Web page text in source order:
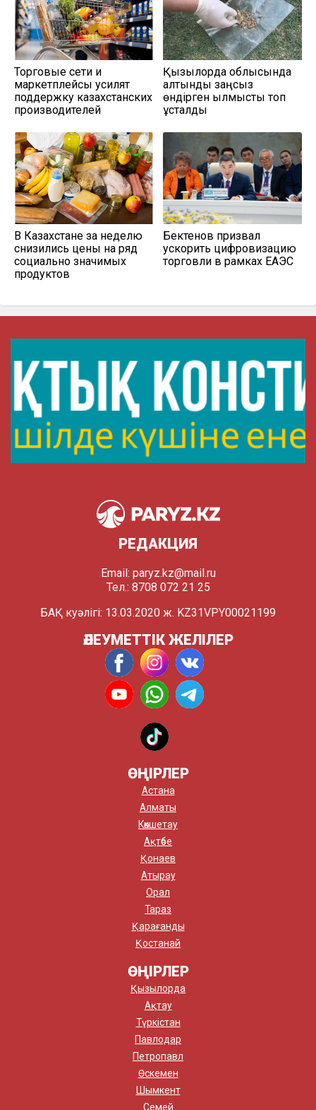
Торговые сети и
маркетплейсы усилят
поддержку казахстанских
производителей
Қызылорда облысында
алтынды заңсыз
өндірген қылмыстық топ
ұсталды
В Казахстане за неделю
снизились цены на ряд
социально значимых
продуктов
Бектенов призвал
ускорить цифровизацию
торговли в рамках ЕАЭС
РЕДАКЦИЯ
Email: paryz.kz@mail.ru
Тел.: 8708 072 21 25
БАҚ куәлігі: 13.03.2020 ж. KZ31VPY00021199
ӘЛЕУМЕТТІК ЖЕЛІЛЕР
ӨҢІРЛЕР
Астана
Алматы
Көкшетау
Ақтөбе
Қонаев
Атырау
Орал
Тараз
Қарағанды
Қостанай
ӨҢІРЛЕР
Қызылорда
Ақтау
Түркістан
Павлодар
Петропавл
Өскемен
Шымкент
Семей